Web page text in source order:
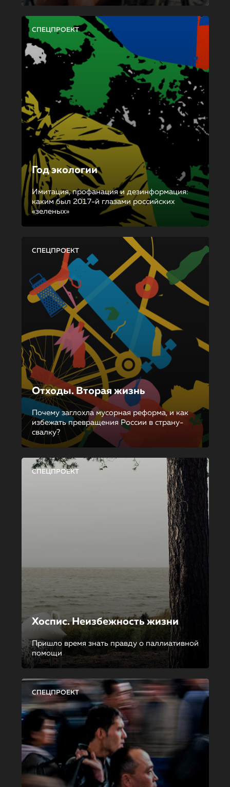
СПЕЦПРОЕКТ
Год экологии
Имитация, профанация и дезинформация:
каким был 2017-й глазами российских
«зеленых»
СПЕЦПРОЕКТ
Отходы. Вторая жизнь
Почему заглохла мусорная реформа, и как
избежать превращения России в страну-
свалку?
СПЕЦПРОЕКТ
Хоспис. Неизбежность жизни
Пришло время знать правду о паллиативной
помощи
СПЕЦПРОЕКТ